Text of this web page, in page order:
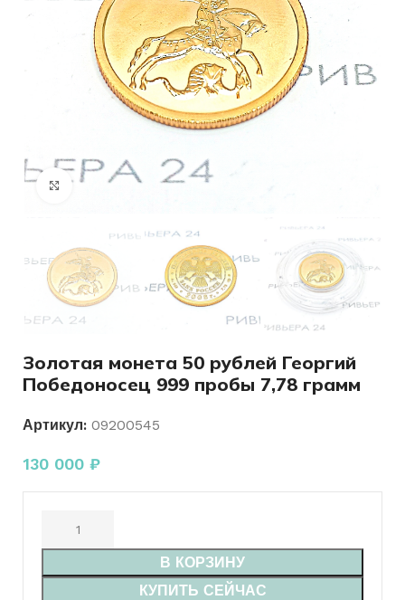
Нажмите, чтобы увеличить
Золотая монета 50 рублей Георгий
Победоносец 999 пробы 7,78 грамм
Артикул: 09200545
130 000 ₽
В КОРЗИНУ
КУПИТЬ СЕЙЧАС